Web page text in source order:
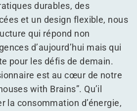
durables, des
et un design flexible, nous
qui répond non
d’aujourd’hui mais qui
pour les défis de demain.
est au cœur de notre
with Brains”. Qu’il
la consommation d’énergie,